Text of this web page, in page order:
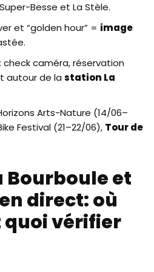
Besse et La Stèle.
et “golden hour” = image
check caméra, réservation
autour de la station La
Arts-Nature (14/06–
Festival (21–22/06), Tour de
Bourboule et
direct: où
vérifier